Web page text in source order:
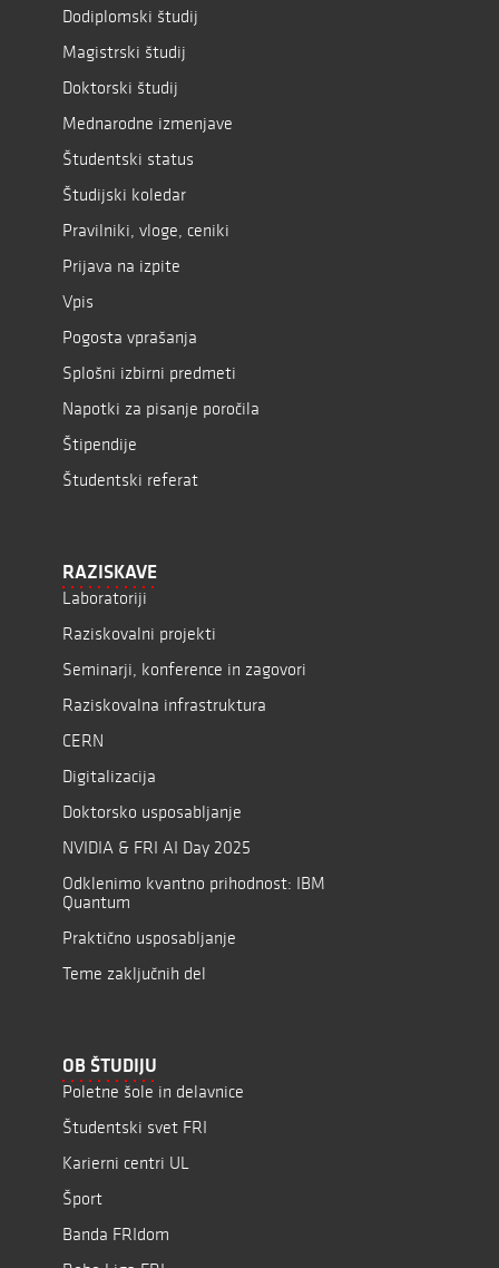
Dodiplomski študij
Magistrski študij
Doktorski študij
Mednarodne izmenjave
Študentski status
Študijski koledar
Pravilniki, vloge, ceniki
Prijava na izpite
Vpis
Pogosta vprašanja
Splošni izbirni predmeti
Napotki za pisanje poročila
Štipendije
Študentski referat
RAZISKAVE
Laboratoriji
Raziskovalni projekti
Seminarji, konference in zagovori
Raziskovalna infrastruktura
CERN
Digitalizacija
Doktorsko usposabljanje
NVIDIA & FRI AI Day 2025
Odklenimo kvantno prihodnost: IBM
Quantum
Praktično usposabljanje
Teme zaključnih del
OB ŠTUDIJU
Poletne šole in delavnice
Študentski svet FRI
Karierni centri UL
Šport
Banda FRIdom